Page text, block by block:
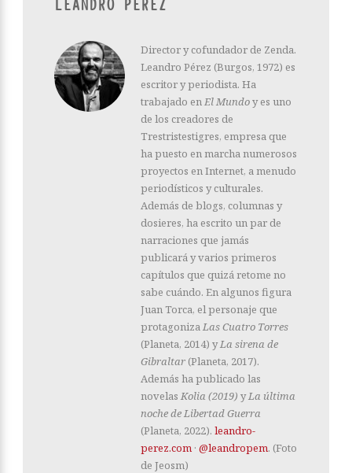
LEANDRO PÉREZ
Director y cofundador de Zenda.
Leandro Pérez (Burgos, 1972) es
escritor y periodista. Ha
trabajado enEl Mundoy es uno
de los creadores de
Trestristestigres, empresa que
ha puesto en marcha numerosos
proyectos en Internet, a menudo
periodísticos y culturales.
Además de blogs, columnas y
dosieres, ha escrito un par de
narraciones que jamás
publicará y varios primeros
capítulos que quizá retome no
sabe cuándo. En algunos figura
Juan Torca, el personaje que
protagonizaLas Cuatro Torres
(Planeta, 2014) yLa sirena de
Gibraltar (Planeta, 2017).
Además ha publicado las
novelas Kolia (2019) yLa última
noche de Libertad Guerra
(Planeta, 2022). leandro-
perez.com · @leandropem. (Foto
de Jeosm)